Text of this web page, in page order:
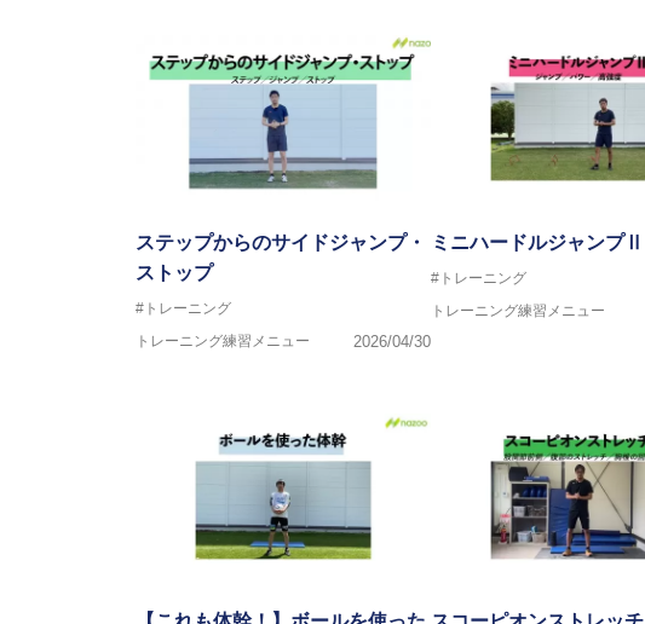
ステップからのサイドジャンプ・
ストップ
#トレーニング
トレーニング練習メニュー
2026/04/30
ミニハードルジャンプⅡ
#トレーニング
トレーニング練習メニュー